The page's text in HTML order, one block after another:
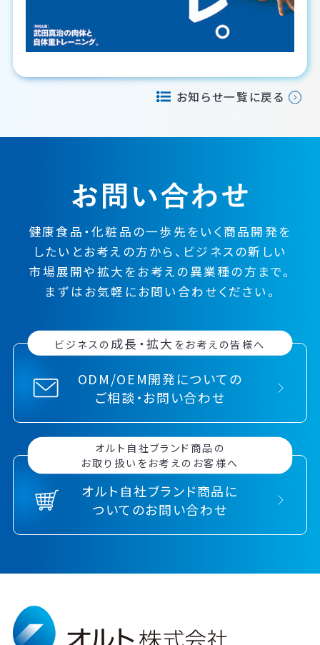
お知らせ一覧に戻る
健康食品・化粧品の一歩先をいく 商品開発を
したい とお考えの方から、 ビジネスの新しい
市場展開や拡大をお考えの異業種の方まで。
まずはお気軽にお問い合わせください。
ビジネスの 成長・拡大 をお考えの皆様へ
ODM/OEM開発についての
ご相談・お問い合わせ
オルト自社ブランド商品の
お取り扱いをお考えのお客様へ
オルト自社ブランド商品に
ついてのお問い合わせ